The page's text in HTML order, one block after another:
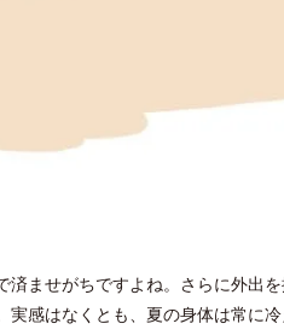
ませがちですよね。さらに外出
感はなくとも、夏の身体は常に